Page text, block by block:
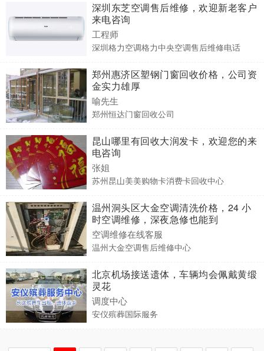
深圳东芝空调售后维修，欢迎新老客户
来电咨询
工程师
深圳格力空调格力中央空调售后维修电话
郑州惠济区塑钢门窗回收价格，公司资
金实力雄厚
喻先生
郑州恒达门窗回收公司
昆山哪里有回收大润发卡，欢迎您的来
电咨询
张姐
苏州昆山美美购物卡消费卡回收中心
温州洞头区大金空调清洗价格，24 小
时空调维修，深夜急修也能到
空调维修在线客服
温州大金空调售后维修中心
北京机场接送遗体，车辆均会佩戴黄缎
灵花
调度中心
安仪殡葬国际服务